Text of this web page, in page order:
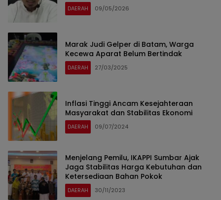
DAERAH 09/05/2026
Marak Judi Gelper di Batam, Warga
Kecewa Aparat Belum Bertindak
DAERAH 27/03/2025
Inflasi Tinggi Ancam Kesejahteraan
Masyarakat dan Stabilitas Ekonomi
DAERAH 09/07/2024
Menjelang Pemilu, IKAPPI Sumbar Ajak
Jaga Stabilitas Harga Kebutuhan dan
Ketersediaan Bahan Pokok
DAERAH 30/11/2023